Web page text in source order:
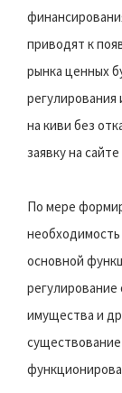
приводят к
рынка ценных
регулирования
на киви без
заявку на сайте
По мере
основной
имущества и